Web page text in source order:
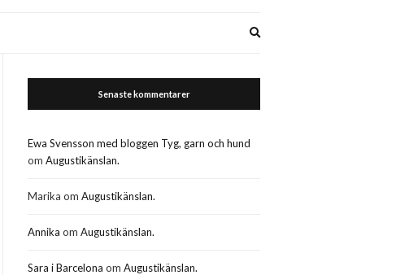
Senaste kommentarer
Ewa Svensson med bloggen Tyg, garn och hund
omAugustikänslan.
Marika omAugustikänslan.
Annika omAugustikänslan.
Sara i Barcelona omAugustikänslan.